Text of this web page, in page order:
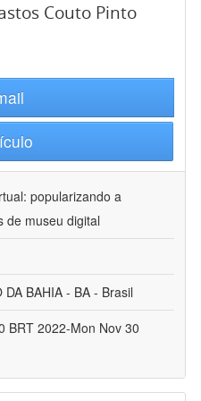
Couto Pinto
popularizando a
de museu digital
DA BAHIA - BA - Brasil
BRT 2022-Mon Nov 30